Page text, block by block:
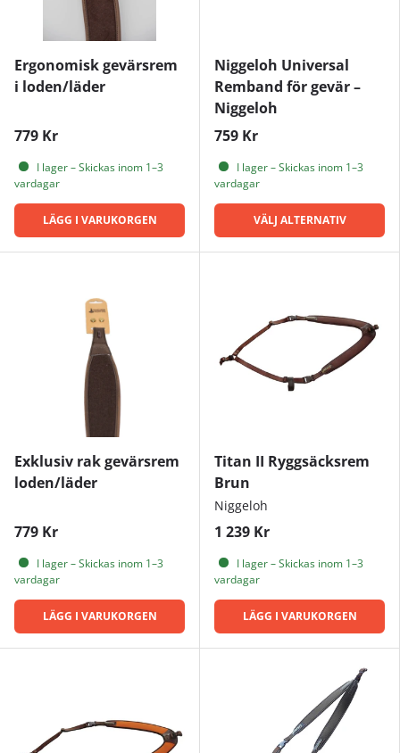
Ergonomisk gevärsrem
i loden/läder
779 Kr
I lager – Skickas inom 1–3
vardagar
LÄGG I VARUKORGEN
Niggeloh Universal
Remband för gevär –
Niggeloh
759 Kr
I lager – Skickas inom 1–3
vardagar
VÄLJ ALTERNATIV
Exklusiv rak gevärsrem
loden/läder
779 Kr
I lager – Skickas inom 1–3
vardagar
LÄGG I VARUKORGEN
Titan II Ryggsäcksrem
Brun
Niggeloh
1 239 Kr
I lager – Skickas inom 1–3
vardagar
LÄGG I VARUKORGEN